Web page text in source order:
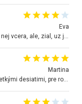
Eva
Martina
Nádherné miesto ktoré odporúčam navštíviť všetkými desiatimi, pre rodiny s deťmi, dôchodcom... Proste a jednoducho ozaj rozprávkový les.. určite ešte prídeme. Odniesli sme si na pamiatku krásne tričká,